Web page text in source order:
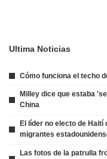
Ultima Noticias
Cómo funciona el techo
Milley dice que estaba
China
El líder no electo de
migrantes
Las fotos de la patrulla